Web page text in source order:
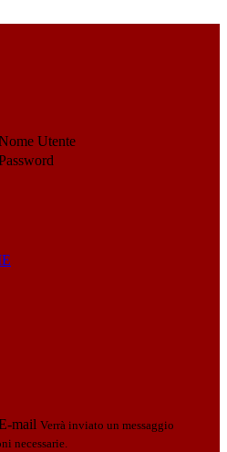
Utente
mail Verrà inviato un messaggio
necessarie.